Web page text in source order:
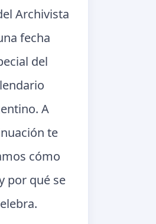
Archivista
fecha
del
A
te
cómo
por qué se